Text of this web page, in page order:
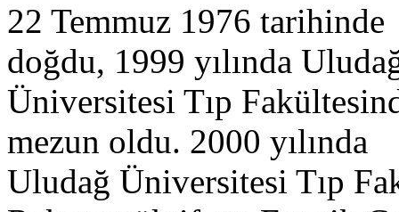
22 Temmuz 1976 tarihinde
doğdu, 1999 yılında
Üniversitesi Tıp
mezun oldu. 2000 yılında
Uludağ Üniversitesi Tıp